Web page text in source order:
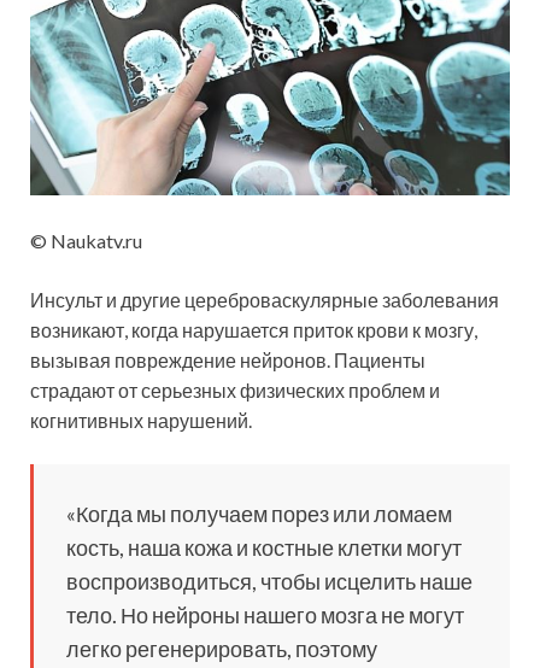
© Naukatv.ru
Инсульт и другие цереброваскулярные заболевания
возникают, когда нарушается приток крови к мозгу,
вызывая повреждение нейронов. Пациенты
страдают от серьезных физических проблем и
когнитивных нарушений.
«Когда мы получаем порез или ломаем
кость, наша кожа и костные клетки могут
воспроизводиться, чтобы исцелить наше
тело. Но нейроны нашего мозга не могут
легко регенерировать, поэтому